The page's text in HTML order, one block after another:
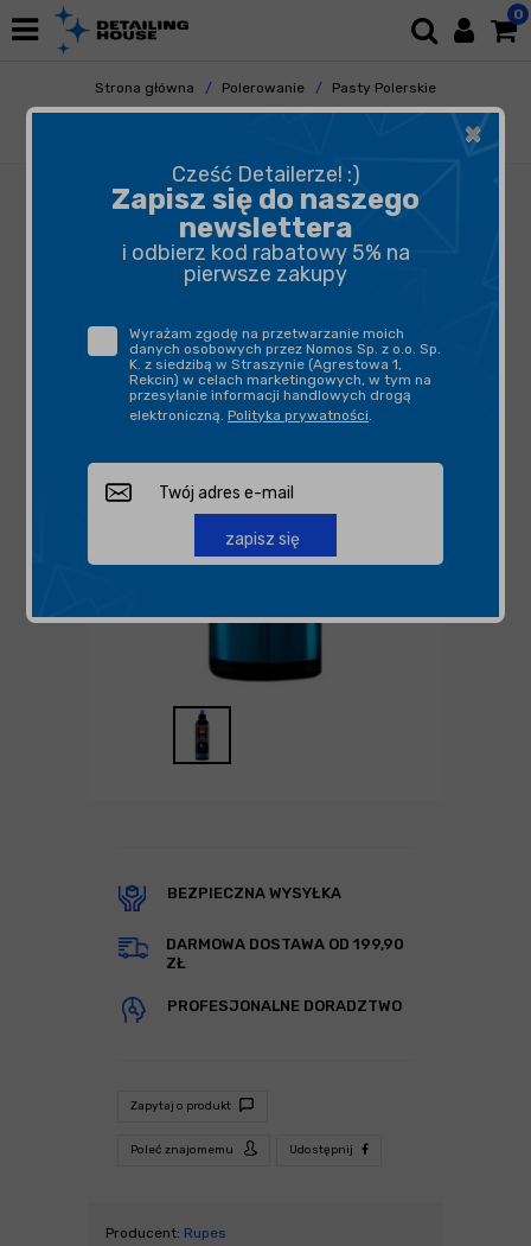
0
Strona główna Polerowanie
Pasty Polerskie
Pasty Cuttingowe
BEZPIECZNA WYSYŁKA
DARMOWA DOSTAWA OD 199,90
ZŁ
PROFESJONALNE DORADZTWO
Zapytaj o produkt
Poleć znajomemu Udostępnij
Producent: Rupes
×
Cześć Detailerze! :)
Zapisz się do naszego
newslettera
i odbierz kod rabatowy 5% na
pierwsze zakupy
Wyrażam zgodę na przetwarzanie moich
danych osobowych przez Nomos Sp. z o.o. Sp.
K. z siedzibą w Straszynie (Agrestowa 1,
Rekcin) w celach marketingowych, w tym na
przesyłanie informacji handlowych drogą
elektroniczną. Polityka prywatności.
zapisz się